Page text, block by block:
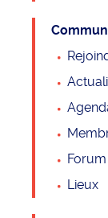
Forum
Lieux